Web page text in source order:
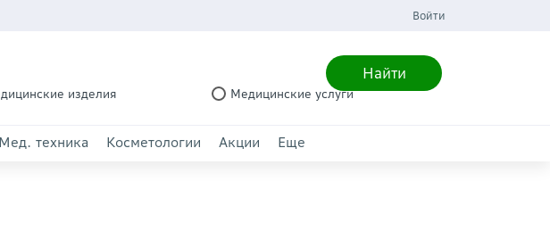
Войти
Найти
изделия Медицинские услуги
Мед. техника Косметологии Акции Еще